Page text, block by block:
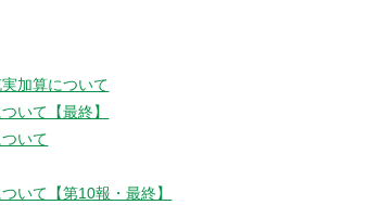
加算について
いて【最終】
いて
いて【第10報・最終】